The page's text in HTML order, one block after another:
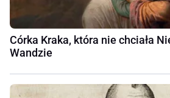
Córka Kraka, która nie chciała
Wandzie